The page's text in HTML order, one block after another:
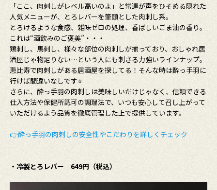
「ここ、肉刺しがレベル高いのよ」と常連が声をひそめる隠れた
人気メニューが、とろレバーを筆頭とした肉刺し系。
とろけるような食感、雑味ゼロの処理、香ばしいごま油の香り。
これは“酒飲みのご褒美”・・・
鶏刺し、馬刺し、様々な部位の肉刺しが揃っており、おしゃれ居
酒屋じゃ物足りない…という人にも刺さる力強いラインナップ。
恵比寿で肉刺しがある居酒屋を探してる！そんな時は酔っ手羽に
行けば間違いなしです⭐
さらに、酔っ手羽の肉刺しは美味しいだけじゃなく、信頼できる
仕入方法や保健所認可の調理法で、いつも安心して召し上がって
いただけるよう品質を徹底管理した上で提供しています。
👉酔っ手羽の肉刺しの安全性やこだわりを詳しくチェック
・冷製とろレバー 649円（税込）